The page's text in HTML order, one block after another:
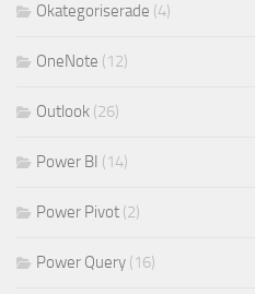
Okategoriserade (4)
OneNote (12)
Outlook (26)
Power BI (14)
Power Pivot (2)
Power Query (16)